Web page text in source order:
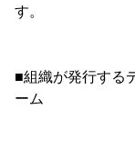
す。
■組織が発行する
ーム